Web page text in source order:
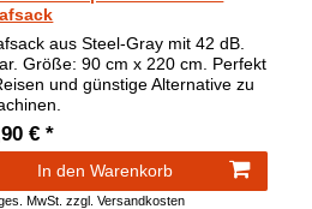
aus Steel-Gray mit 42 dB.
Größe: 90 cm x 220 cm. Perfekt
und günstige Alternative zu
€ *
In den Warenkorb
MwSt. zzgl.Versandkosten